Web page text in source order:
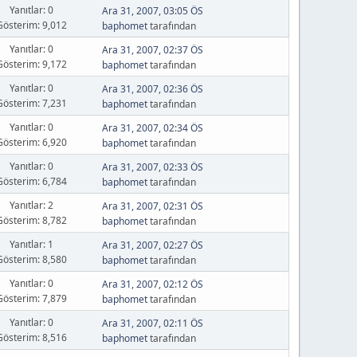
Yanıtlar: 0
9,012
Ara 31, 2007, 03:05 ÖS
baphomettarafından
Yanıtlar: 0
9,172
Ara 31, 2007, 02:37 ÖS
baphomettarafından
Yanıtlar: 0
7,231
Ara 31, 2007, 02:36 ÖS
baphomettarafından
Yanıtlar: 0
6,920
Ara 31, 2007, 02:34 ÖS
baphomettarafından
Yanıtlar: 0
6,784
Ara 31, 2007, 02:33 ÖS
baphomettarafından
Yanıtlar: 2
8,782
Ara 31, 2007, 02:31 ÖS
baphomettarafından
Yanıtlar: 1
8,580
Ara 31, 2007, 02:27 ÖS
baphomettarafından
Yanıtlar: 0
7,879
Ara 31, 2007, 02:12 ÖS
baphomettarafından
Yanıtlar: 0
8,516
Ara 31, 2007, 02:11 ÖS
baphomettarafından